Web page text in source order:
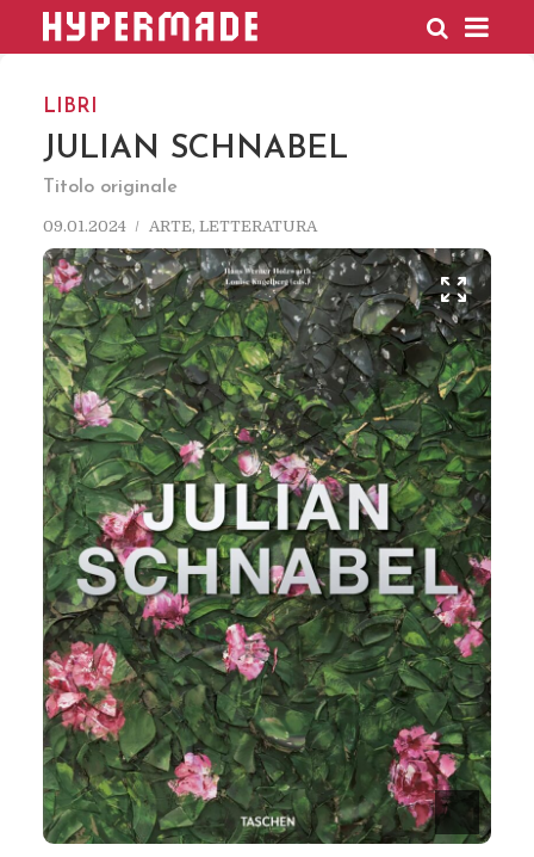
HYPERMADE
LIBRI
JULIAN SCHNABEL
Titolo originale
09.01.2024 ARTE, LETTERATURA